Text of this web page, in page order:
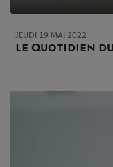
JEUDI 19 MAI 2022
Le Quotidien